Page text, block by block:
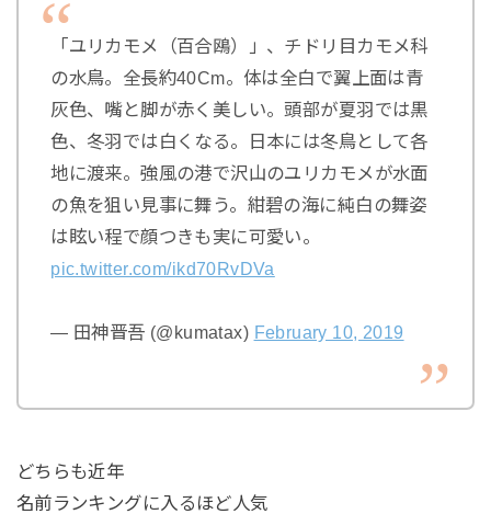
「ユリカモメ（百合鴎）」、チドリ目カモメ科
の水鳥。全長約40Cm。体は全白で翼上面は青
灰色、嘴と脚が赤く美しい。頭部が夏羽では黒
色、冬羽では白くなる。日本には冬鳥として各
地に渡来。強風の港で沢山のユリカモメが水面
の魚を狙い見事に舞う。紺碧の海に純白の舞姿
は眩い程で顔つきも実に可愛い。
pic.twitter.com/ikd70RvDVa
— 田神晋吾 (@kumatax) February 10, 2019
どちらも近年
名前ランキングに入るほど人気